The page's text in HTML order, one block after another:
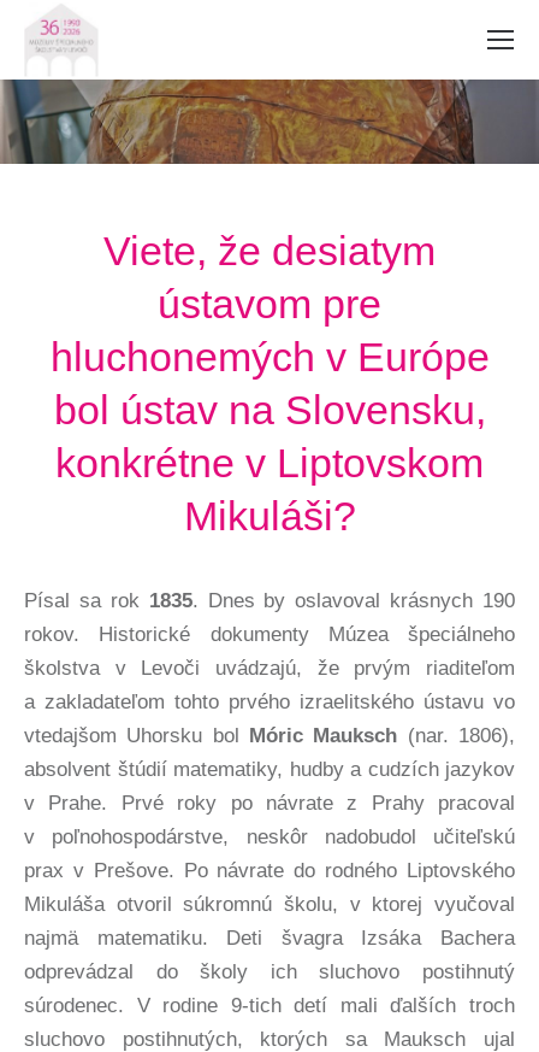
Viete, že desiatym
ústavom pre
hluchonemých v Európe
bol ústav na Slovensku,
konkrétne v Liptovskom
Mikuláši?
Písal sa rok 1835. Dnes by oslavoval krásnych 190
rokov. Historické dokumenty Múzea špeciálneho
školstva v Levoči uvádzajú, že prvým riaditeľom
a zakladateľom tohto prvého izraelitského ústavu vo
vtedajšom Uhorsku bol Móric Mauksch (nar. 1806),
absolvent štúdií matematiky, hudby a cudzích jazykov
v Prahe. Prvé roky po návrate z Prahy pracoval
v poľnohospodárstve, neskôr nadobudol učiteľskú
prax v Prešove. Po návrate do rodného Liptovského
Mikuláša otvoril súkromnú školu, v ktorej vyučoval
najmä matematiku. Deti švagra Izsáka Bachera
odprevádzal do školy ich sluchovo postihnutý
súrodenec. V rodine 9-tich detí mali ďalších troch
sluchovo postihnutých, ktorých sa Mauksch ujal